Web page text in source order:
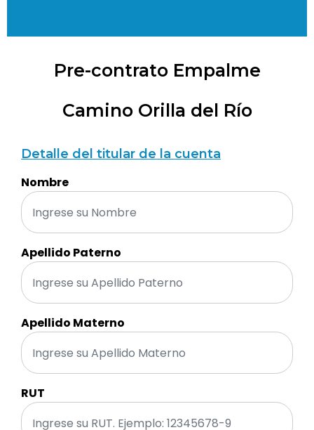
Pre-contrato Empalme
Camino Orilla del Río
Detalle del titular de la cuenta
Nombre
Apellido Paterno
Apellido Materno
RUT